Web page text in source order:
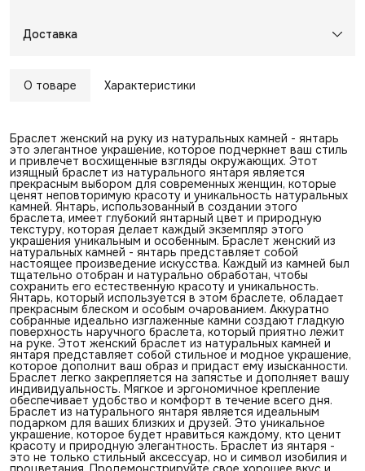
Доставка
О товаре Характеристики
Браслет женский на руку из натуральных камней - янтарь
это элегантное украшение, которое подчеркнет ваш стиль
и привлечет восхищенные взгляды окружающих. Этот
изящный браслет из натурального янтаря является
прекрасным выбором для современных женщин, которые
ценят неповторимую красоту и уникальность натуральных
камней. Янтарь, использованный в создании этого
браслета, имеет глубокий янтарный цвет и природную
текстуру, которая делает каждый экземпляр этого
украшения уникальным и особенным. Браслет женский из
натуральных камней - янтарь представляет собой
настоящее произведение искусства. Каждый из камней был
тщательно отобран и натурально обработан, чтобы
сохранить его естественную красоту и уникальность.
Янтарь, который используется в этом браслете, обладает
прекрасным блеском и особым очарованием. Аккуратно
собранные идеально изглаженные камни создают гладкую
поверхность наручного браслета, который приятно лежит
на руке. Этот женский браслет из натуральных камней и
янтаря представляет собой стильное и модное украшение,
которое дополнит ваш образ и придаст ему изысканности.
Браслет легко закрепляется на запястье и дополняет вашу
индивидуальность. Мягкое и эргономичное крепление
обеспечивает удобство и комфорт в течение всего дня.
Браслет из натурального янтаря является идеальным
подарком для ваших близких и друзей. Это уникальное
украшение, которое будет нравиться каждому, кто ценит
красоту и природную элегантность. Браслет из янтаря -
это не только стильный аксессуар, но и символ изобилия и